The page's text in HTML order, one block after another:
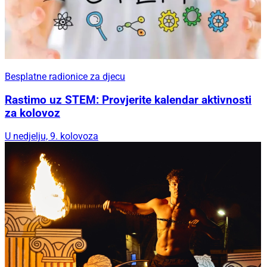
Besplatne radionice za djecu
Rastimo uz STEM: Provjerite kalendar aktivnosti
za kolovoz
U nedjelju, 9. kolovoza